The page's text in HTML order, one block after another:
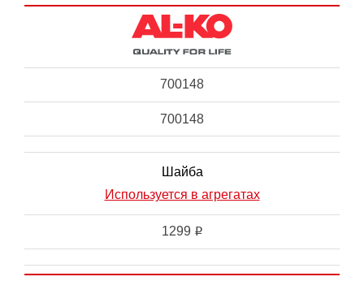
700148
700148
Шайба
Используется в агрегатах
1299 i